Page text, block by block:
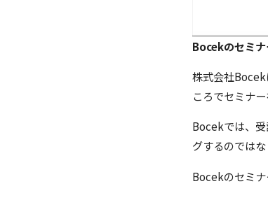
Bocekのセミ
株式会社Bocek
ころでセミナー
Bocekでは、
グするのでは
Bocekのセミ